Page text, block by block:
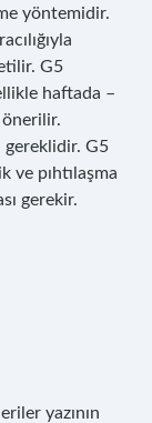
yöntemidir.
G5
haftada –
önerilir.
gereklidir. G5
ve pıhtılaşma
gerekir.
yazının